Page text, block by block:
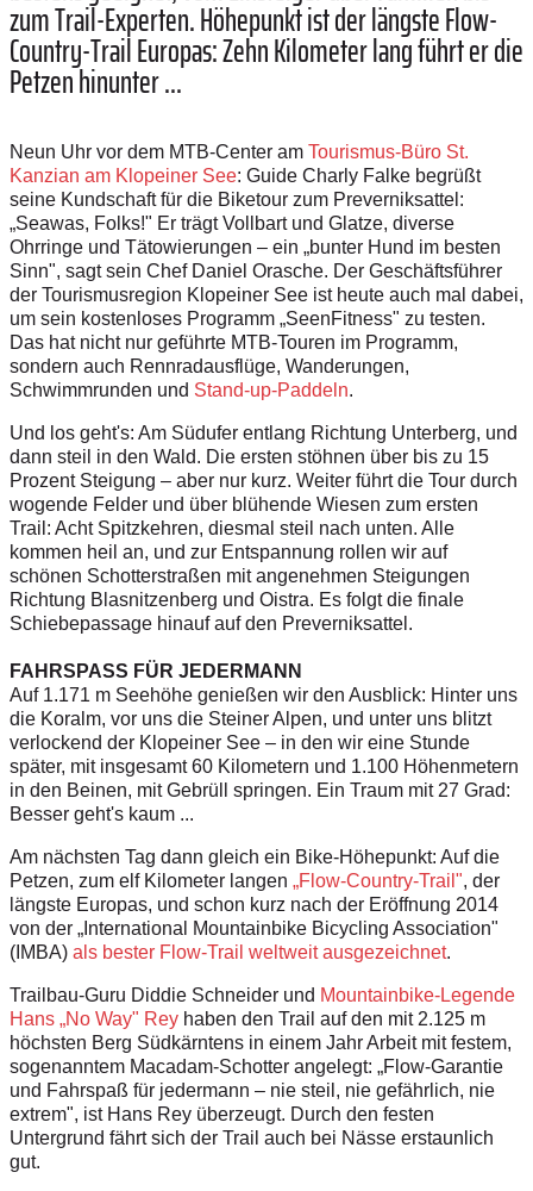
zum Trail-Experten. Höhepunkt ist der längste Flow-
Country-Trail Europas: Zehn Kilometer lang führt er die
Petzen hinunter ...
Neun Uhr vor dem MTB-Center am Tourismus-Büro St.
Kanzian am Klopeiner See: Guide Charly Falke begrüßt
seine Kundschaft für die Biketour zum Preverniksattel:
„Seawas, Folks!" Er trägt Vollbart und Glatze, diverse
Ohrringe und Tätowierungen – ein „bunter Hund im besten
Sinn", sagt sein Chef Daniel Orasche. Der Geschäftsführer
der Tourismusregion Klopeiner See ist heute auch mal dabei,
um sein kostenloses Programm „SeenFitness" zu testen.
Das hat nicht nur geführte MTB-Touren im Programm,
sondern auch Rennradausflüge, Wanderungen,
Schwimmrunden und Stand-up-Paddeln.
Und los geht's: Am Südufer entlang Richtung Unterberg, und
dann steil in den Wald. Die ersten stöhnen über bis zu 15
Prozent Steigung – aber nur kurz. Weiter führt die Tour durch
wogende Felder und über blühende Wiesen zum ersten
Trail: Acht Spitzkehren, diesmal steil nach unten. Alle
kommen heil an, und zur Entspannung rollen wir auf
schönen Schotterstraßen mit angenehmen Steigungen
Richtung Blasnitzenberg und Oistra. Es folgt die finale
Schiebepassage hinauf auf den Preverniksattel.
FAHRSPASS FÜR JEDERMANN
Auf 1.171 m Seehöhe genießen wir den Ausblick: Hinter uns
die Koralm, vor uns die Steiner Alpen, und unter uns blitzt
verlockend der Klopeiner See – in den wir eine Stunde
später, mit insgesamt 60 Kilometern und 1.100 Höhenmetern
in den Beinen, mit Gebrüll springen. Ein Traum mit 27 Grad:
Besser geht's kaum ...
Am nächsten Tag dann gleich ein Bike-Höhepunkt: Auf die
Petzen, zum elf Kilometer langen „Flow-Country-Trail", der
längste Europas, und schon kurz nach der Eröffnung 2014
von der „International Mountainbike Bicycling Association"
(IMBA) als bester Flow-Trail weltweit ausgezeichnet.
Trailbau-Guru Diddie Schneider und Mountainbike-Legende
Hans „No Way" Rey haben den Trail auf den mit 2.125 m
höchsten Berg Südkärntens in einem Jahr Arbeit mit festem,
sogenanntem Macadam-Schotter angelegt: „Flow-Garantie
und Fahrspaß für jedermann – nie steil, nie gefährlich, nie
ex­trem", ist Hans Rey überzeugt. Durch den festen
Untergrund fährt sich der Trail auch bei Nässe erstaunlich
gut.